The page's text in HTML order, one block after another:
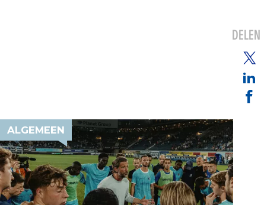
ALGEMEEN
DELEN